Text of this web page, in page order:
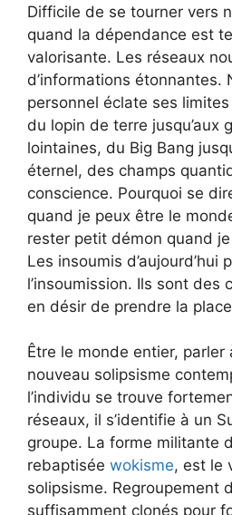
Difficile de se tourner vers
quand la dépendance est
valorisante. Les réseaux
d’informations étonnantes.
personnel éclate ses limites
du lopin de terre jusqu’aux
lointaines, du Big Bang
éternel, des champs
conscience. Pourquoi se
quand je peux être le
rester petit démon quand
Les insoumis d’aujourd’hui
l’insoumission. Ils sont des
en désir de prendre la
Être le monde entier, parler
nouveau solipsisme
l’individu se trouve
réseaux, il s’identifie à un
groupe. La forme militante
rebaptisée wokisme, est le
solipsisme. Regroupement
suffisamment clonés pour